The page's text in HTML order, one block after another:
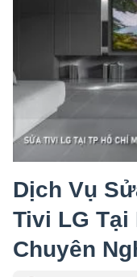
Dịch Vụ
Tivi LG Tại
Chuyên